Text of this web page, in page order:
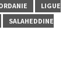
LIGUE
SALAHEDDINE